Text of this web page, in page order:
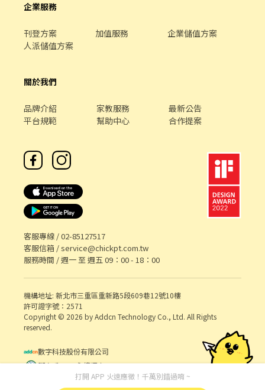
企業服務
刊登方案 加值服務
企業儲值方案
人派儲值方案
關於我們
品牌介紹 家教服務
最新公告
平台規範
幫助中心 合作提案
客服專線 /02-85127517
客服信箱 /service@chickpt.com.tw
服務時間 / 週一 至 週五 09：00 - 18：00
機構地址: 新北市三重區重新路5段609巷12號10樓
許可證字號：2571
Copyright © 2026 by Addcn Technology Co., Ltd. All Rights
reserved.
數字科技股份有限公司
鄧白氏 ESG 永續標章
打開 APP 火速應徵！千萬別錯過唷 ~